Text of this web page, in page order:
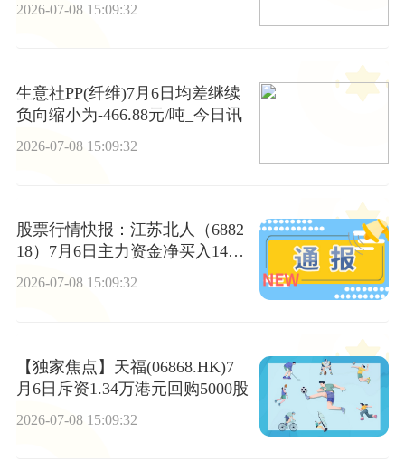
2026-07-08 15:09:32
生意社PP(纤维)7月6日均差继续
负向缩小为-466.88元/吨_今日讯
2026-07-08 15:09:32
股票行情快报：江苏北人（6882
18）7月6日主力资金净买入1463.
24万元
2026-07-08 15:09:32
【独家焦点】天福(06868.HK)7
月6日斥资1.34万港元回购5000股
2026-07-08 15:09:32